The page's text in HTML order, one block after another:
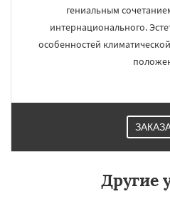
гениальным
интернационального.
особенностей
Другие